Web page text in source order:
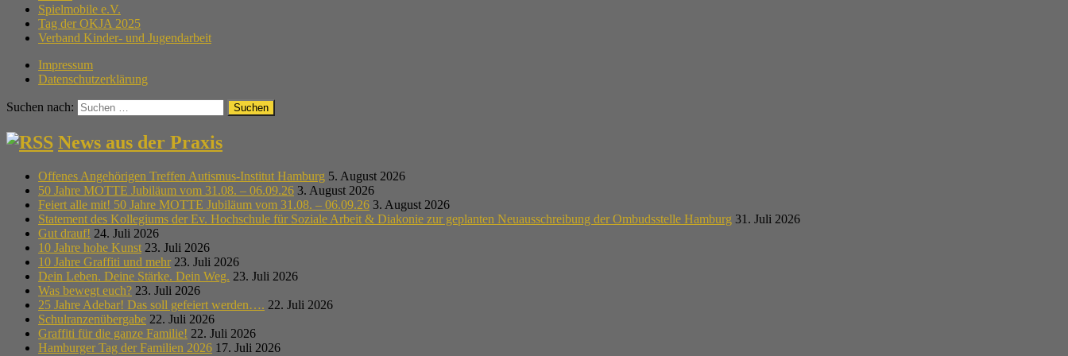
Spielmobile e.V.
Tag der OKJA 2025
Verband Kinder- und Jugendarbeit
Impressum
Datenschutzerklärung
Suchen nach:
News aus der Praxis
Offenes Angehörigen Treffen Autismus-Institut Hamburg 5. August 2026
50 Jahre MOTTE Jubiläum vom 31.08. – 06.09.26 3. August 2026
Feiert alle mit! 50 Jahre MOTTE Jubiläum vom 31.08. – 06.09.26 3. August 2026
Statement des Kollegiums der Ev. Hochschule für Soziale Arbeit & Diakonie zur geplanten Neuausschreibung der Ombudsstelle Hamburg 31. Juli 2026
Gut drauf! 24. Juli 2026
10 Jahre hohe Kunst 23. Juli 2026
10 Jahre Graffiti und mehr 23. Juli 2026
Dein Leben. Deine Stärke. Dein Weg. 23. Juli 2026
Was bewegt euch? 23. Juli 2026
25 Jahre Adebar! Das soll gefeiert werden…. 22. Juli 2026
Schulranzenübergabe 22. Juli 2026
Graffiti für die ganze Familie! 22. Juli 2026
Hamburger Tag der Familien 2026 17. Juli 2026